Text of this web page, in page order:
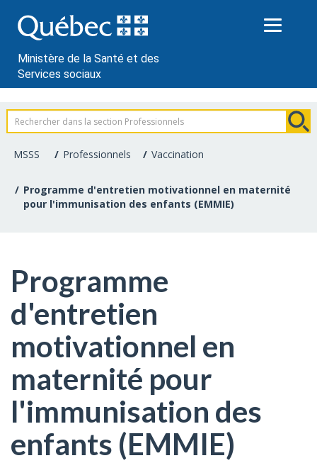
au
contenu
Ministère de la Santé et des
Services sociaux
Information
pour
les
professionnels
la
santé
MSSS Professionnels Vaccination
Programme d'entretien motivationnel en maternité
pour l'immunisation des enfants (EMMIE)
Programme
d'entretien
motivationnel en
maternité pour
l'immunisation des
enfants (EMMIE)